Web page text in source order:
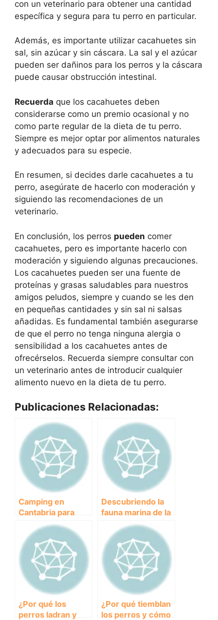
con un veterinario para obtener una cantidad
específica y segura para tu perro en particular.
Además, es importante utilizar cacahuetes sin
sal, sin azúcar y sin cáscara. La sal y el azúcar
pueden ser dañinos para los perros y la cáscara
puede causar obstrucción intestinal.
Recuerda que los cacahuetes deben
considerarse como un premio ocasional y no
como parte regular de la dieta de tu perro.
Siempre es mejor optar por alimentos naturales
y adecuados para su especie.
En resumen, si decides darle cacahuetes a tu
perro, asegúrate de hacerlo con moderación y
siguiendo las recomendaciones de un
veterinario.
En conclusión, los perros pueden comer
cacahuetes, pero es importante hacerlo con
moderación y siguiendo algunas precauciones.
Los cacahuetes pueden ser una fuente de
proteínas y grasas saludables para nuestros
amigos peludos, siempre y cuando se les den
en pequeñas cantidades y sin sal ni salsas
añadidas. Es fundamental también asegurarse
de que el perro no tenga ninguna alergia o
sensibilidad a los cacahuetes antes de
ofrecérselos. Recuerda siempre consultar con
un veterinario antes de introducir cualquier
alimento nuevo en la dieta de tu perro.
Publicaciones Relacionadas:
Camping en
Cantabria para
disfrutar con tu
perro: La
naturaleza a tus
pies
Descubriendo la
fauna marina de la
playa de Alboraya:
una experiencia
única en el
Mediterráneo
¿Por qué los
perros ladran y
¿Por qué tiemblan
los perros y cómo